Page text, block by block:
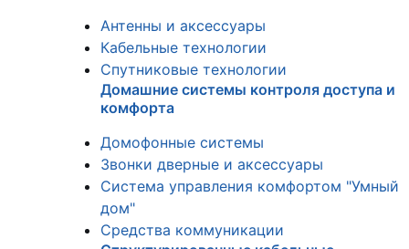
Антенны и аксессуары
Кабельные технологии
Спутниковые технологии
Домашние системы контроля доступа и
комфорта
Домофонные системы
Звонки дверные и аксессуары
Система управления комфортом "Умный
дом"
Средства коммуникации